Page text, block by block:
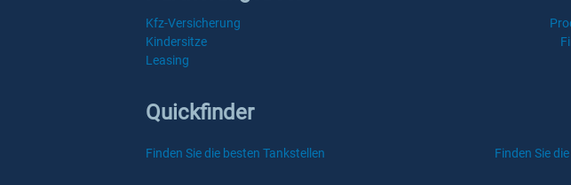
Kfz-Versicherung
Kindersitze
Leasing
Quickfinder
Finden Sie die besten Tankstellen Finden Sie